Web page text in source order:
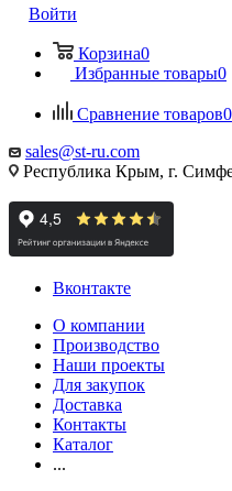
Войти
Корзина0
Избранные товары0
Сравнение товаров0
sales@st-ru.com
Республика Крым, г.
Вконтакте
О компании
Производство
Наши проекты
Для закупок
Доставка
Контакты
Каталог
...